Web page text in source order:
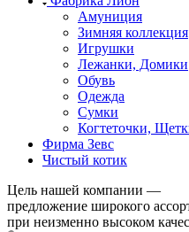
Амуниция
Зимняя коллекция
Игрушки
Лежанки, Домики
Обувь
Одежда
Сумки
Когтеточки,
Фирма Зевс
Чистый котик
Цель нашей компании —
предложение широкого
при неизменно высоком